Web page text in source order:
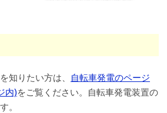
知りたい方は、
自転車発電のページ
内)をご覧ください。自転車発電装置の
。